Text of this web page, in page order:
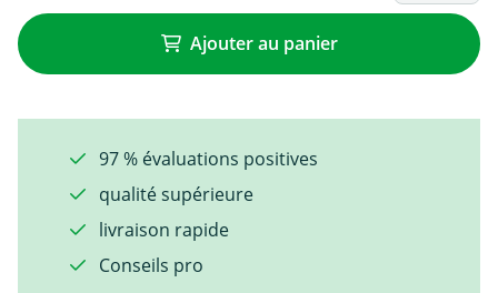
Ajouter au panier
97 % évaluations positives
qualité supérieure
livraison rapide
Conseils pro